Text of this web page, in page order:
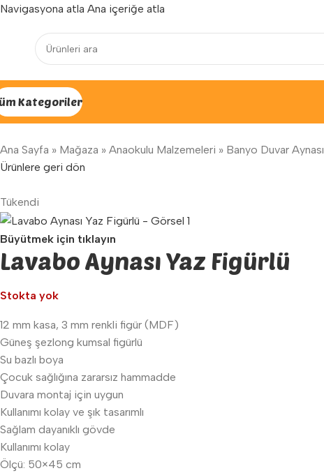
Navigasyona atla Ana içeriğe atla
Yenilenen arayüzümüz ile hizmetinizdeyiz...
Kategoriler
Ana Sayfa » Mağaza » Anaokulu Malzemeleri » Banyo Duvar Aynası
Ürünlere geri dön
Tükendi
Büyütmek için tıklayın
Lavabo Aynası Yaz Figürlü
Stokta yok
12 mm kasa, 3 mm renkli figür (MDF)
Güneş şezlong kumsal figürlü
Su bazlı boya
Çocuk sağlığına zararsız hammadde
Duvara montaj için uygun
Kullanımı kolay ve şık tasarımlı
Sağlam dayanıklı gövde
Kullanımı kolay
Ölçü: 50×45 cm